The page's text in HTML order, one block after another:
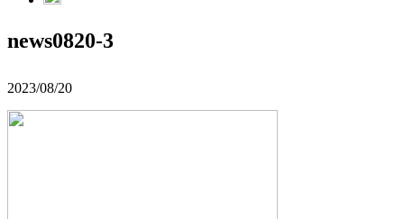
news0820-3
2023/08/20